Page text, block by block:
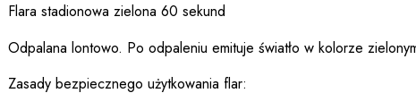
Flara stadionowa zielona 60 sekund
Odpalana lontowo. Po odpaleniu emituje światło w kolorze
Zasady bezpiecznego użytkowania flar: